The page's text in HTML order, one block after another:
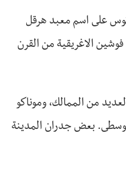
على اسم معبد هرقل
الاغريقية من القرن
من الممالك، وموناكو
بعض جدران المدينة